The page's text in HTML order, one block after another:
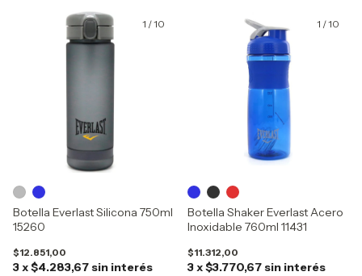
1 /10
Botella Everlast Silicona 750ml
15260
$12.851,00
3x$4.283,67 sin interés
1 /10
Botella Shaker Everlast Acero
Inoxidable 760ml 11431
$11.312,00
3x$3.770,67 sin interés